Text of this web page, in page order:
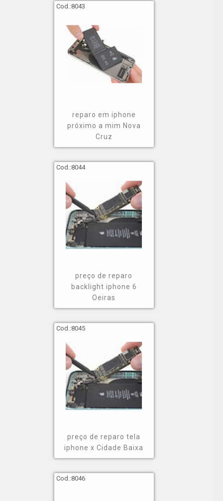
Cod.:8043
reparo em iphone
próximo a mim Nova
Cruz
Cod.:8044
preço de reparo
backlight iphone 6
Oeiras
Cod.:8045
preço de reparo tela
iphone x Cidade Baixa
Cod.:8046